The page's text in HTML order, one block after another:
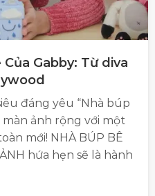
Gabby: Từ diva
đáng yêu “Nhà búp
màn ảnh rộng với một
mới! NHÀ BÚP BÊ
hứa hẹn sẽ là hành